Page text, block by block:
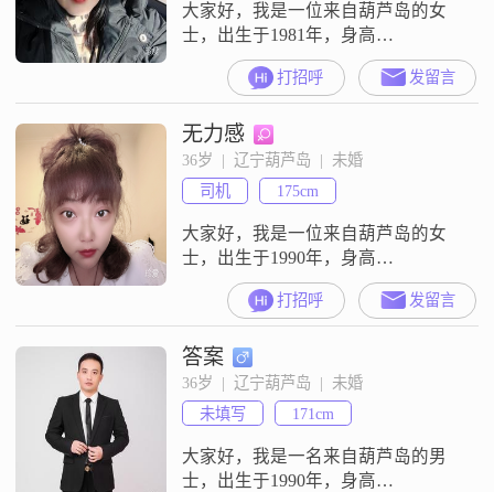
大家好，我是一位来自葫芦岛的女
士，出生于1981年，身高
163cm##3002##我的收入在3000元以
下，目前从事一份稳定的工作
##3002##虽然我的学历是高中及以
下，但我相信一个人的品格和能力
比学历更重要##3002##我性格随
和，容易相处，总是以真诚的态度
对待每一个人##3002##在生活中，
我热爱每一刻，喜欢
打招呼 发留言
无力感
36岁  |  辽宁葫芦岛  |  未婚
司机
175cm
大家好，我是一位来自葫芦岛的女
士，出生于1990年，身高
175cm##3002##我的月收入在5001到
8000元之间，目前从事一份稳定的
工作##3002##虽然我的学历是中
专，但我一直在努力提升自己
##3002##我性格温柔体贴，总是愿
意倾听他人的心声##3002##我开朗
爱笑，善于与人相处，能给周围的
人带来快乐##
打招呼 发留言
答案
36岁  |  辽宁葫芦岛  |  未婚
未填写
171cm
大家好，我是一名来自葫芦岛的男
士，出生于1990年，身高